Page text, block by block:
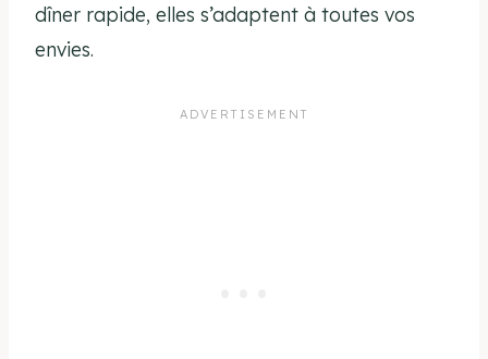
dîner rapide, elles s’adaptent à toutes vos
envies.